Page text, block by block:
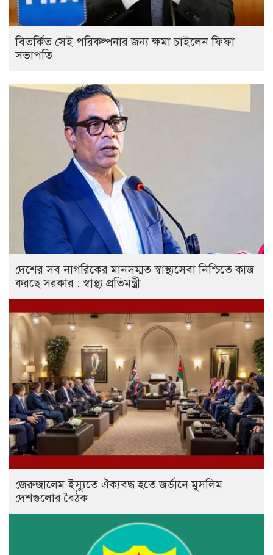
বিতর্কিত সেই পরিকল্পনার জন্য ক্ষমা চাইলেন ফিফা
সভাপতি
দেশের সব নাগরিকের মানসম্মত স্বাস্থ্যসেবা নিশ্চিতে কাজ
করছে সরকার : স্বাস্থ্য প্রতিমন্ত্রী
জেরুজালেম ইস্যুতে ঐক্যবদ্ধ হতে জর্ডানে মুসলিম
দেশগুলোর বৈঠক